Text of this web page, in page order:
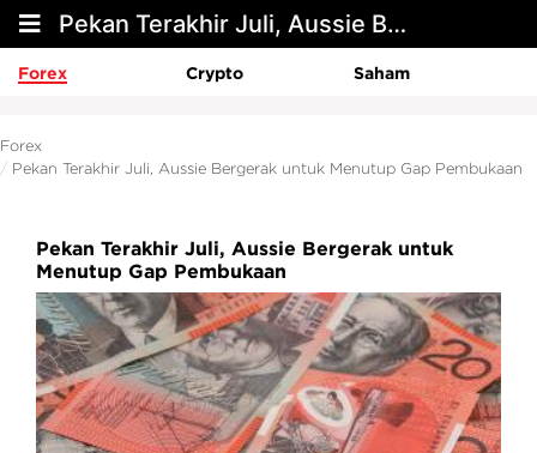
Pekan Terakhir Juli, Aussie Bergerak untuk Menutup Gap Pembukaan
Forex Crypto Saham
Forex
Pekan Terakhir Juli, Aussie Bergerak untuk Menutup Gap Pembukaan
Pekan Terakhir Juli, Aussie Bergerak untuk
Menutup Gap Pembukaan